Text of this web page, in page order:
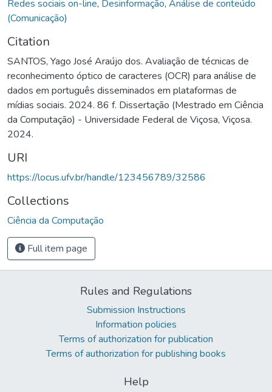
Redes sociais on-line, Desinformação, Análise de conteúdo
(Comunicação)
Citation
SANTOS, Yago José Araújo dos. Avaliação de técnicas de
reconhecimento óptico de caracteres (OCR) para análise de
dados em português disseminados em plataformas de
mídias sociais. 2024. 86 f. Dissertação (Mestrado em Ciência
da Computação) - Universidade Federal de Viçosa, Viçosa.
2024.
URI
https://locus.ufv.br/handle/123456789/32586
Collections
Ciência da Computação
Full item page
Rules and Regulations
Submission Instructions
Information policies
Terms of authorization for publication
Terms of authorization for publishing books
Help